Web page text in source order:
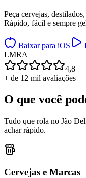
Peça cervejas,
Rápido, fácil e sempre
Baixar para iOS
LMRA
4,8
+ de 12 mil avaliações
O que você
Tudo que rola no Jão
achar rápido.
Cervejas e Marcas